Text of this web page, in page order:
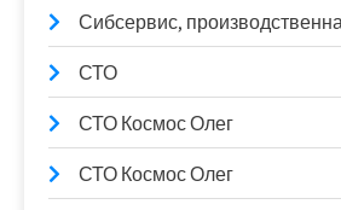
Сибсервис,
СТО
СТО Космос Олег
СТО Космос Олег